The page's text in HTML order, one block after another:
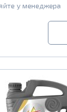
у менеджера